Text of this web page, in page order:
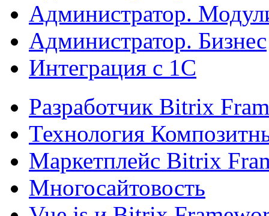
Администратор.
Администратор. Бизнес
Интеграция с 1С
Разработчик Bitrix
Технология
Маркетплейс Bitrix
Многосайтовость